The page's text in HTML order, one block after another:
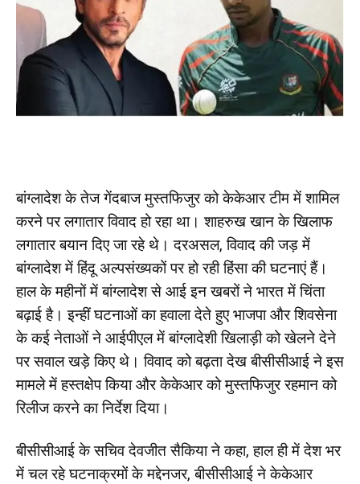
बांग्लादेश के तेज गेंदबाज मुस्तफिजुर को केकेआर टीम में शामिल
करने पर लगातार विवाद हो रहा था। शाहरुख खान के खिलाफ
लगातार बयान दिए जा रहे थे। दरअसल, विवाद की जड़ में
बांग्लादेश में हिंदू अल्पसंख्यकों पर हो रही हिंसा की घटनाएं हैं।
हाल के महीनों में बांग्लादेश से आई इन खबरों ने भारत में चिंता
बढ़ाई है। इन्हीं घटनाओं का हवाला देते हुए भाजपा और शिवसेना
के कई नेताओं ने आईपीएल में बांग्लादेशी खिलाड़ी को खेलने देने
पर सवाल खड़े किए थे। विवाद को बढ़ता देख बीसीसीआई ने इस
मामले में हस्तक्षेप किया और केकेआर को मुस्तफिजुर रहमान को
रिलीज करने का निर्देश दिया।
बीसीसीआई के सचिव देवजीत सैकिया ने कहा, हाल ही में देश भर
में चल रहे घटनाक्रमों के मद्देनजर, बीसीसीआई ने केकेआर